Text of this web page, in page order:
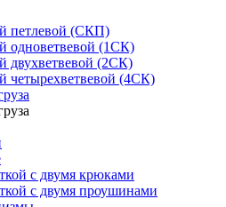
петлевой (СКП)
одноветвевой (1СК)
двухветвевой (2СК)
четырехветвевой (4СК)
с двумя крюками
с двумя проушинами